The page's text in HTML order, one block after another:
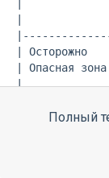
|
|
|
| Опасная
|
|
|
|
|
|
Полный